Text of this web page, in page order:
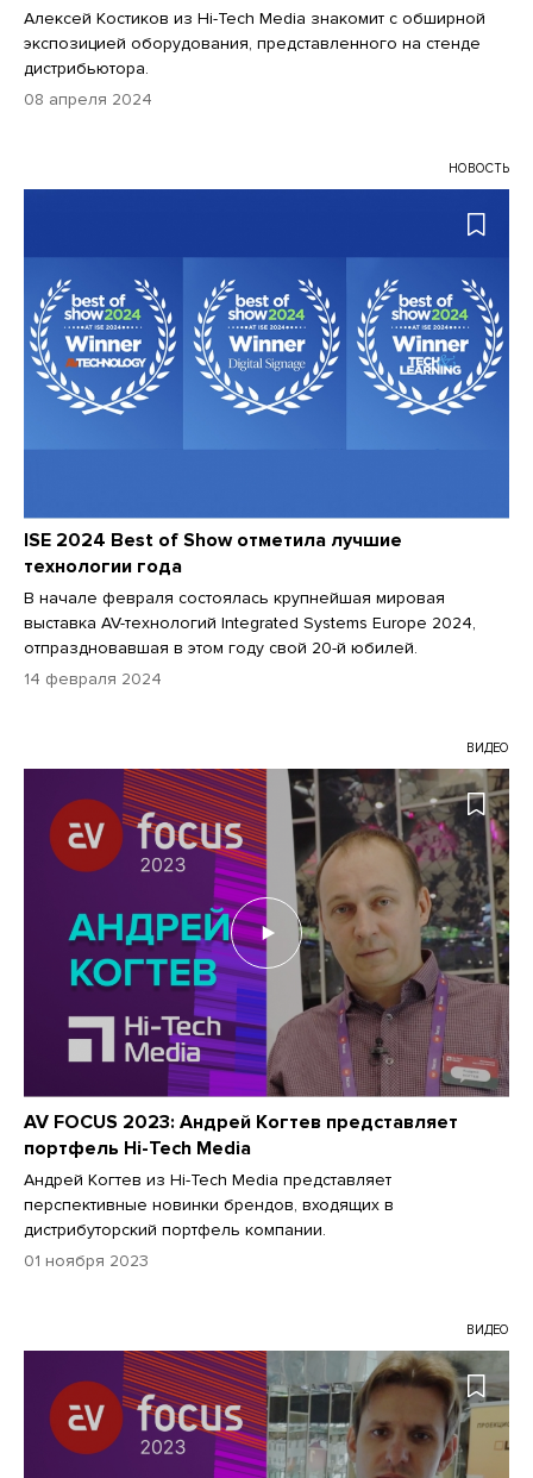
Алексей Костиков из Hi-Tech Media знакомит с обширной
экспозицией оборудования, представленного на стенде
дистрибьютора.
08 апреля 2024
НОВОСТЬ
ISE 2024 Best of Show отметила лучшие
технологии года
В начале февраля состоялась крупнейшая мировая
выставка AV-технологий Integrated Systems Europe 2024,
отпраздновавшая в этом году свой 20-й юбилей.
14 февраля 2024
ВИДЕО
AV FOCUS 2023: Андрей Когтев представляет
портфель Hi-Tech Media
Андрей Когтев из Hi-Tech Media представляет
перспективные новинки брендов, входящих в
дистрибуторский портфель компании.
01 ноября 2023
ВИДЕО